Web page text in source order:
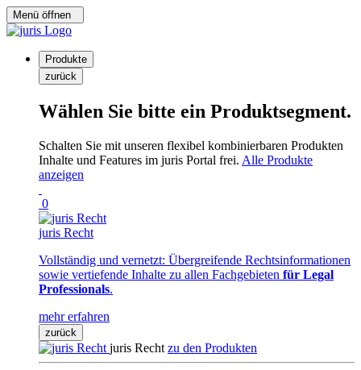
Menü öffnen
Produkte
zurück
Wählen Sie bitte ein Produktsegment.
Schalten Sie mit unseren flexibel kombinierbaren Produkten
Inhalte und Features im juris Portal frei. Alle Produkte
anzeigen
0
juris Recht
Vollständig und vernetzt: Übergreifende Rechtsinformationen
sowie vertiefende Inhalte zu allen Fachgebieten für Legal
Professionals.
mehr erfahren
zurück
juris Recht zu den Produkten